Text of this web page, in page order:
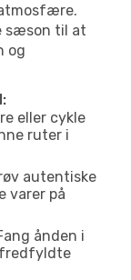
sæson til at
og
eller cykle
ruter i
autentiske
varer på
ånden i
fredfyldte